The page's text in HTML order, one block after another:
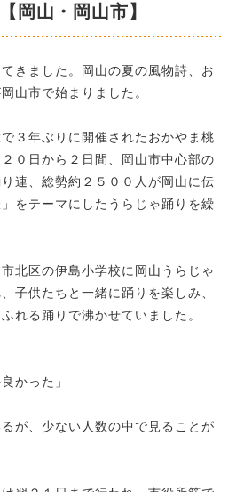
岡山・岡山市】
きました。岡山の夏の風物詩、お
山市で始まりました。
３年ぶりに開催されたおかやま桃
０日から２日間、岡山市中心部の
連、総勢約２５００人が岡山に伝
をテーマにしたうらじゃ踊りを繰
北区の伊島小学校に岡山うらじゃ
子供たちと一緒に踊りを楽しみ、
れる踊りで沸かせていました。
かった」
るが、少ない人数の中で見ることが